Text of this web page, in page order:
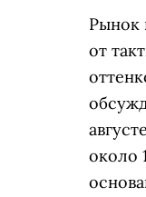
Рынок
от
около